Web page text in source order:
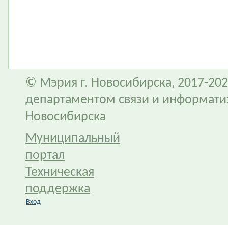
© Мэрия г. Новосибирска, 2017-
департаментом связи и
Новосибирска
Муниципальный
портал
Техническая
поддержка
Вход